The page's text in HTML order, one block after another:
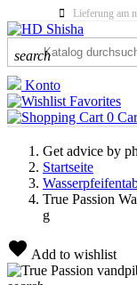
Lieferung am
search
Konto
Favorites
0
Get advice by
Startseite
True Passion
g
Add to wishlist